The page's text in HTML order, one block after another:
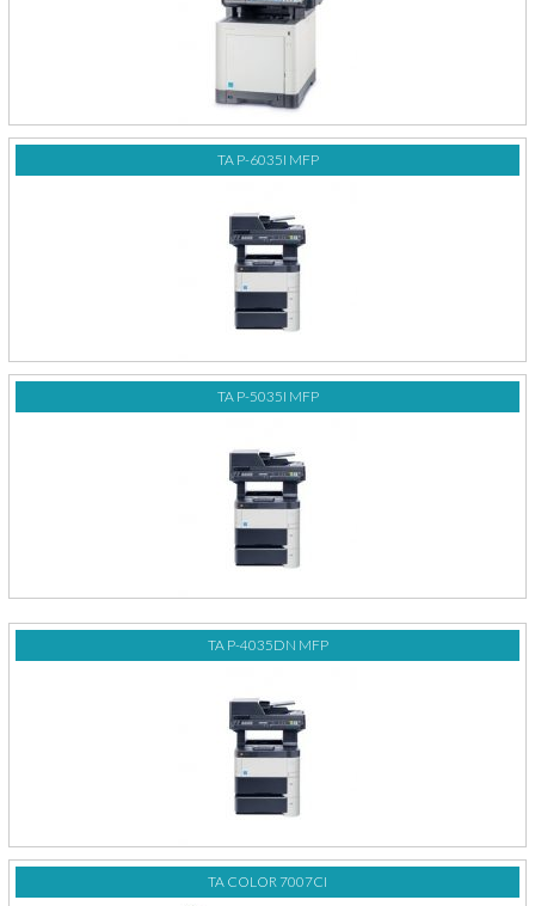
TA P-6035I MFP
TA P-5035I MFP
TA P-4035DN MFP
TA COLOR 7007CI